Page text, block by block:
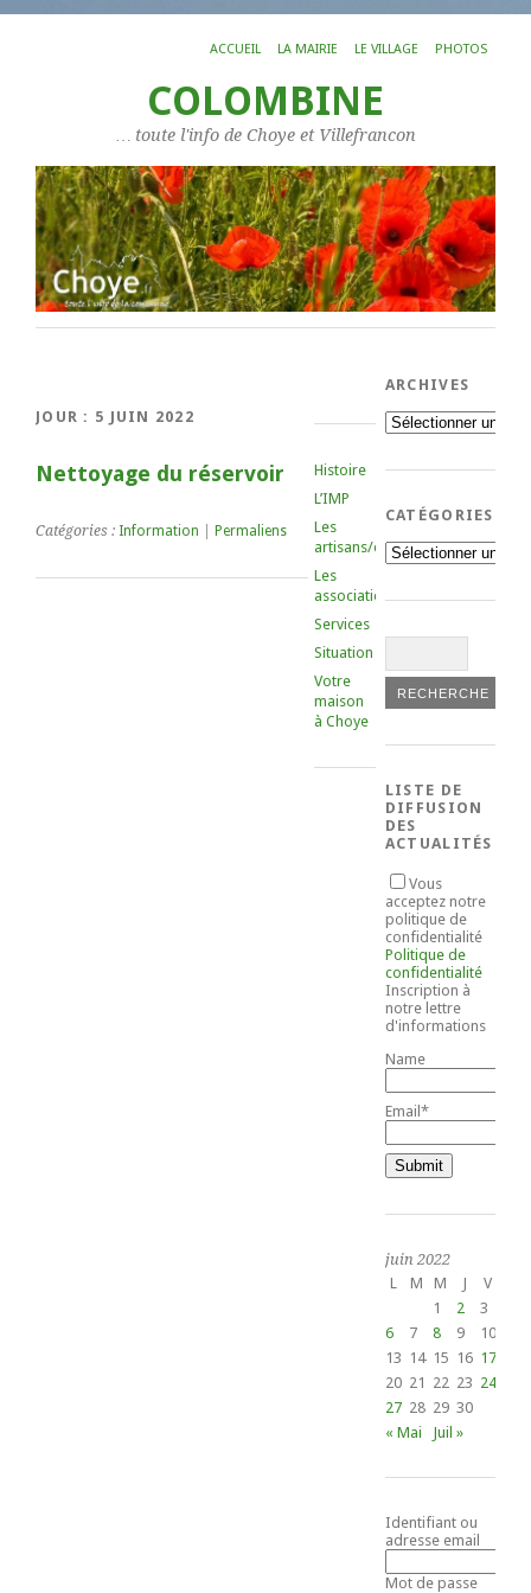
ACCUEIL LA MAIRIE LE VILLAGE PHOTOS
COLOMBINE
… toute l'info de Choye et Villefrancon
JOUR : 5 JUIN 2022
Nettoyage du réservoir
Catégories : Information Permaliens
Histoire
L’IMP
Les
artisans/commerçants
Les
associations
Services
Situation
Votre
maison
à Choye
ARCHIVES
Archives
CATÉGORIES
Catégories
LISTE DE
DIFFUSION
DES
ACTUALITÉS
Vous
acceptez notre
politique de
confidentialité
Politique de
confidentialité
Inscription à
notre lettre
d'informations
Name
Email*
juin 2022
L
M M J V
1
2 3
6
7 8 9 10
13 14 15 16 17
20 21 22 23 24
27 28 29 30
« Mai
Juil »
Identifiant ou
adresse email
Mot de passe